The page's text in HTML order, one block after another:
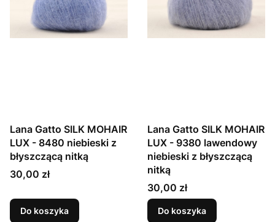
Lana Gatto SILK MOHAIR
LUX - 8480 niebieski z
błyszczącą nitką
Cena
30,00 zł
Do koszyka
Lana Gatto SILK MOHAIR
LUX - 9380 lawendowy
niebieski z błyszczącą
nitką
Cena
30,00 zł
Do koszyka